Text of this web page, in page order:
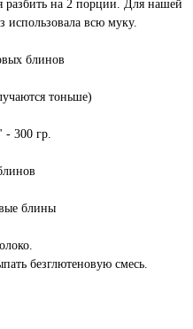
разбить на 2 порции. Для нашей
использовала всю муку.
блинов
тоньше)
- 300 гр.
блины
безглютеновую смесь.